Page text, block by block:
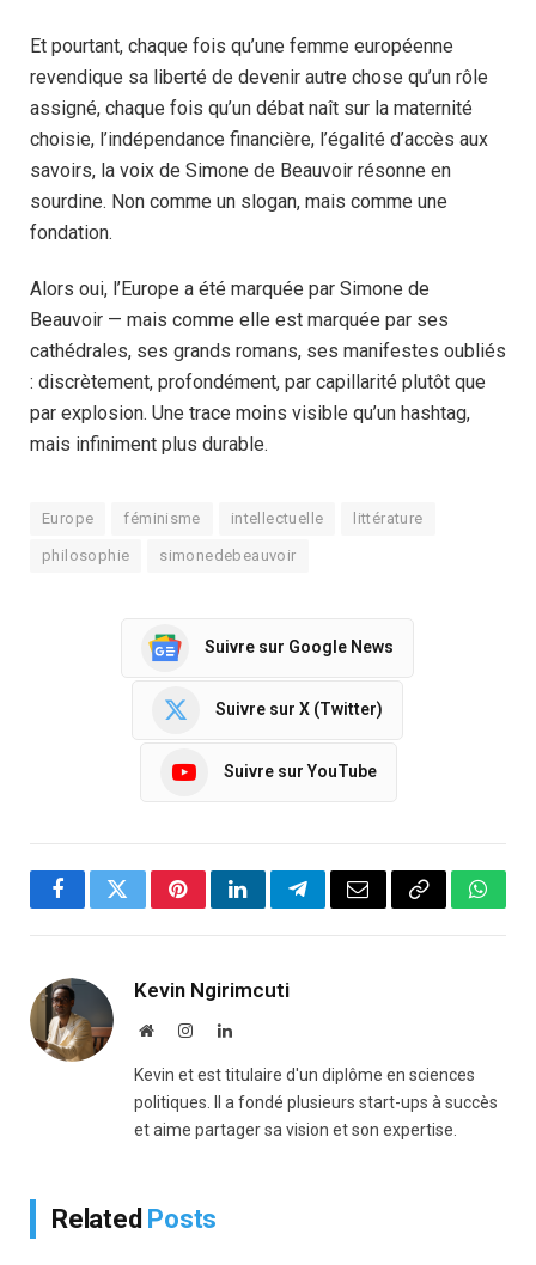
Et pourtant, chaque fois qu’une femme européenne
revendique sa liberté de devenir autre chose qu’un rôle
assigné, chaque fois qu’un débat naît sur la maternité
choisie, l’indépendance financière, l’égalité d’accès aux
savoirs, la voix de Simone de Beauvoir résonne en
sourdine. Non comme un slogan, mais comme une
fondation.
Alors oui, l’Europe a été marquée par Simone de
Beauvoir — mais comme elle est marquée par ses
cathédrales, ses grands romans, ses manifestes oubliés
: discrètement, profondément, par capillarité plutôt que
par explosion. Une trace moins visible qu’un hashtag,
mais infiniment plus durable.
Europe féminisme intellectuelle littérature
philosophie simonedebeauvoir
Suivre sur Google News
Suivre sur X (Twitter)
Suivre sur YouTube
FacebookTwitterPinterestLinkedInTelegramEmail Copy
Kevin Ngirimcuti
WebsiteInstagramLinkedIn
Kevin et est titulaire d'un diplôme en sciences
politiques. Il a fondé plusieurs start-ups à succès
et aime partager sa vision et son expertise.
Related Posts